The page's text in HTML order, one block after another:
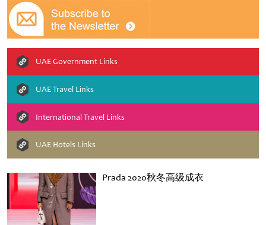
Prada 2020秋冬高级成衣
UAE Government Links
UAE Travel Links
International Travel Links
UAE Hotels Links